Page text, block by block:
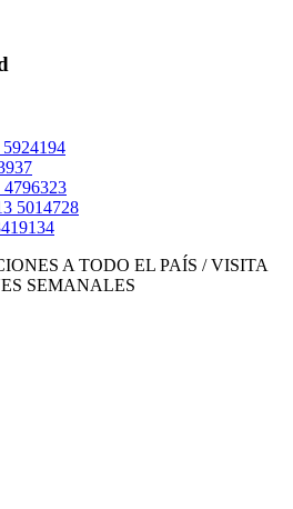
4796323
5014728
A TODO EL PAÍS / VISITA
SEMANALES